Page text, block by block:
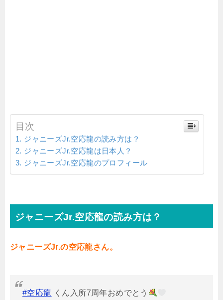
目次
ジャニーズJr.空応龍の読み方は？
ジャニーズJr.空応龍は日本人？
ジャニーズJr.空応龍のプロフィール
ジャニーズJr.空応龍の読み方は？
ジャニーズJr.の空応龍さん。
#空応龍 くん入所7周年おめでとう